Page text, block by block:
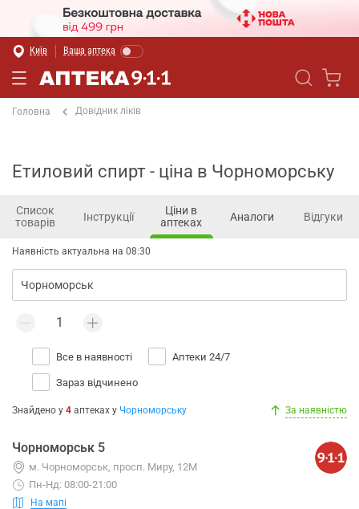
Київ Ваша аптека
Головна Довідник ліків
Етиловий спирт - ціна в Чорноморську
Список
товарів
Інструкції
Ціни в
аптеках
Аналоги Відгуки
Наявність актуальна на 08:30
Все в наявності Аптеки 24/7
Зараз відчинено
Знайдено у 4 аптеках у Чорноморську За наявністю
Чорноморськ 5
м. Чорноморськ, просп. Миру, 12М
Пн-Нд: 08:00-21:00
На мапі